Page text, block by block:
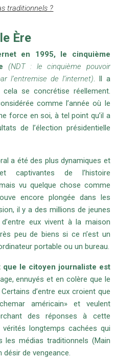
traditionnels ?
Ère
en 1995, le cinquième
(NDT : le cinquième pouvoir
l’entremise de l’internet). Il a
se concrétise réellement.
comme l’année où le
force en soi, à tel point qu’il a
de l’élection présidentielle
a été des plus dynamiques et
captivantes de l’histoire
vu quelque chose comme
encore plongée dans les
il y a des millions de jeunes
d’entre eux vivent à la maison
peu de biens si ce n’est un
portable ou un bureau.
que le citoyen journaliste est
ennuyés et en colère que le
Certains d’entre eux croient que
américain» et veulent
des réponses à cette
longtemps cachées qui
médias traditionnels (Main
désir de vengeance.